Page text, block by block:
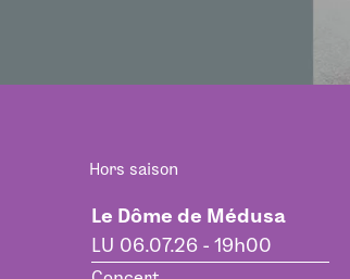
Hors saison
Le Dôme de Médusa
LU 06.07.26 - 19h00